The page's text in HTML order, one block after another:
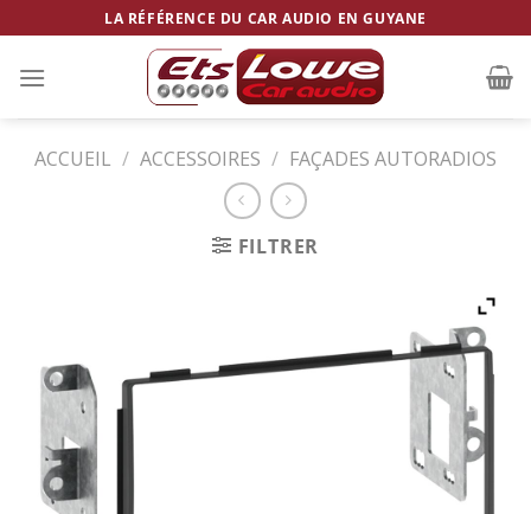
to
content
LA RÉFÉRENCE DU CAR AUDIO EN GUYANE
ACCUEIL / ACCESSOIRES / FAÇADES AUTORADIOS
FILTRER